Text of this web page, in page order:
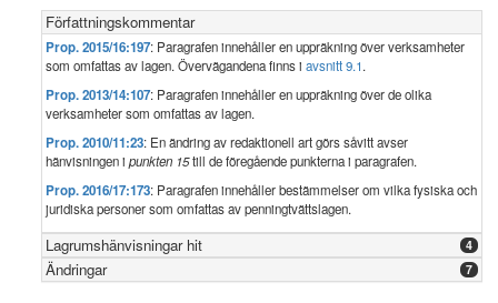
Författningskommentar
Prop. 2015/16:197: Paragrafen innehåller en uppräkning över verksamheter
som omfattas av lagen. Övervägandena finns i avsnitt 9.1.
Prop. 2013/14:107: Paragrafen innehåller en uppräkning över de olika
verksamheter som omfattas av lagen.
Prop. 2010/11:23: En ändring av redaktionell art görs såvitt avser
hänvisningen i punkten 15till de föregående punkterna i paragrafen.
Prop. 2016/17:173: Paragrafen innehåller bestämmelser om vilka fysiska och
juridiska personer som omfattas av penningtvättslagen.
Lagrumshänvisningar hit 4
Ändringar 7